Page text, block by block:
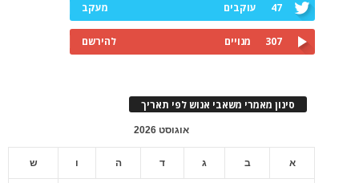
47 עוקבים מעקב
307 מנויים להירשם
סינון מאמרי משאבי אנוש לפי תאריך
אוגוסט 2026
א ב ג ד ה ו ש